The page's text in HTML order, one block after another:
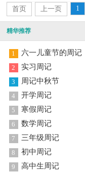
冬是极为痛恶的，他们
首页 上一页 1
精华推荐
1 六一儿童节的周记
2 实习周记
3 周记中秋节
4 开学周记
5 寒假周记
6 数学周记
7 三年级周记
8 初中周记
9 高中生周记